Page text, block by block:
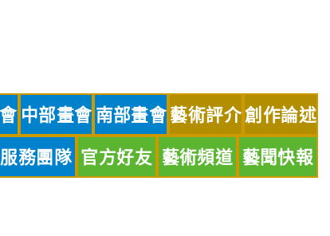
中部畫會 南部畫會藝術評介創作論述
服務團隊 官方好友 藝術頻道 藝聞快報